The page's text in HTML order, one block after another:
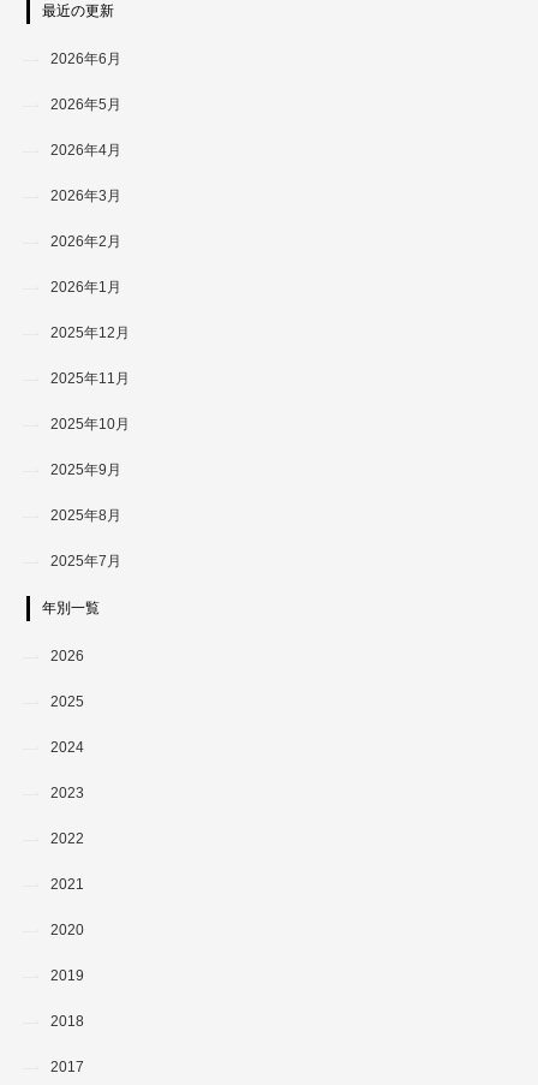
最近の更新
2026年6月
2026年5月
2026年4月
2026年3月
2026年2月
2026年1月
2025年12月
2025年11月
2025年10月
2025年9月
2025年8月
2025年7月
年別一覧
2026
2025
2024
2023
2022
2021
2020
2019
2018
2017